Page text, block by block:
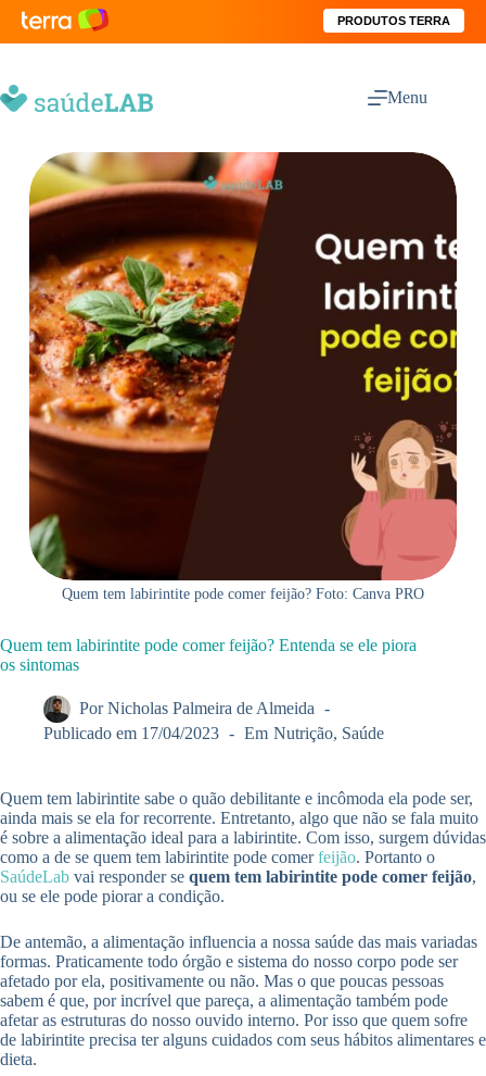
PRODUTOS TERRA
Menu
Quem tem labirintite pode comer feijão? Foto: Canva PRO
Quem tem labirintite pode comer feijão? Entenda se ele piora
os sintomas
Por Nicholas Palmeira de Almeida
Publicado em 17/04/2023 Em Nutrição, Saúde
Quem tem labirintite sabe o quão debilitante e incômoda ela pode ser,
ainda mais se ela for recorrente. Entretanto, algo que não se fala muito
é sobre a alimentação ideal para a labirintite. Com isso, surgem dúvidas
como a de se quem tem labirintite pode comerfeijão. Portanto o
SaúdeLab vai responder se quem tem labirintite pode comer feijão,
ou se ele pode piorar a condição.
De antemão, a alimentação influencia a nossa saúde das mais variadas
formas. Praticamente todo órgão e sistema do nosso corpo pode ser
afetado por ela, positivamente ou não. Mas o que poucas pessoas
sabem é que, por incrível que pareça, a alimentação também pode
afetar as estruturas do nosso ouvido interno. Por isso que quem sofre
de labirintite precisa ter alguns cuidados com seus hábitos alimentares e
dieta.